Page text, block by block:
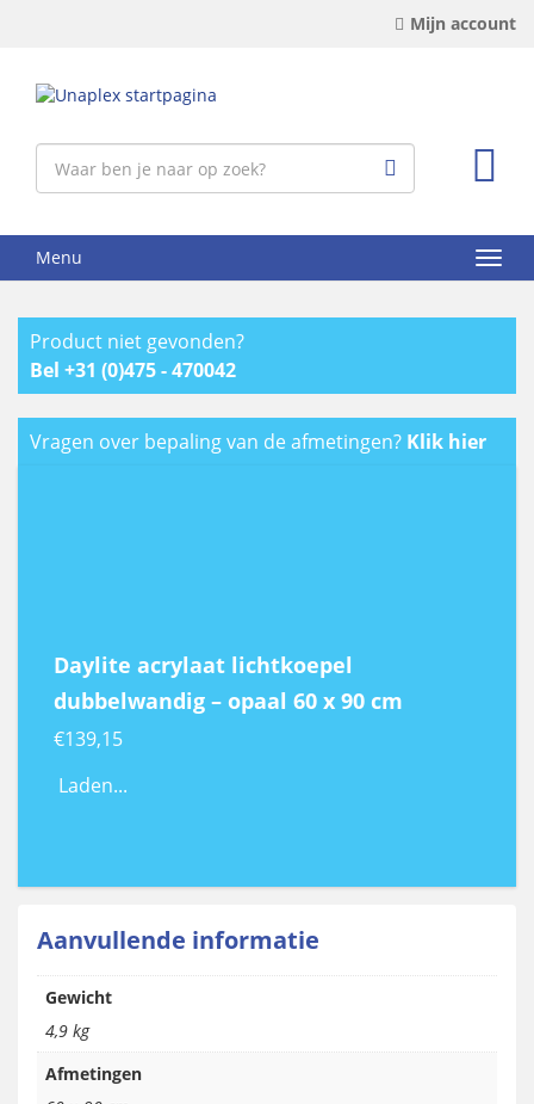
Mijn account
Menu
Product niet gevonden?
Bel +31 (0)475 - 470042
Vragen over bepaling van de afmetingen? Klik hier
Daylite acrylaat lichtkoepel
dubbelwandig – opaal 60 x 90 cm
€139,15
Laden...
Aanvullende informatie
Gewicht
4,9 kg
Afmetingen